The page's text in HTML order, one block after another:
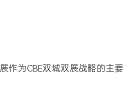
作为CBE双城双展战略的主要